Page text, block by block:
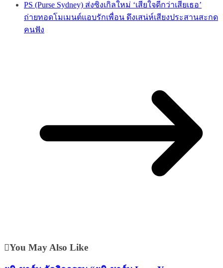
PS (Purse Sydney) ส่งซิงเกิลใหม่ ‘เสียใจดีกว่าเสียเธอ’
ถ่ายทอดโมเมนต์แอบรักเพื่อน ดึงเสน่ห์เสียงประสานสะกด
คนฟัง
You May Also Like